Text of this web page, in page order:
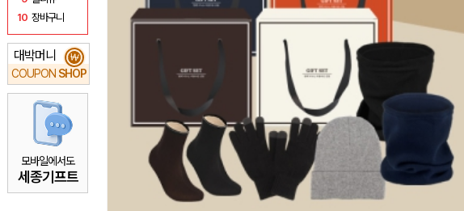
10 장바구니
대박머니
COUPON SHOP
₩
모바일에서도
세종기프트